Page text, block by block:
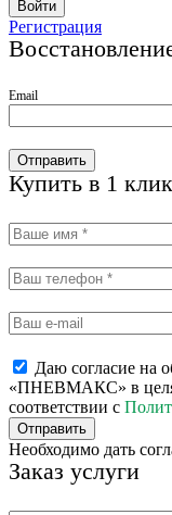
Войти
Регистрация
Email
Отправить
Купить в 1 клик
Даю согласие на
«ПНЕВМАКС» в целях
соответствии с
Отправить
Необходимо дать
Заказ услуги